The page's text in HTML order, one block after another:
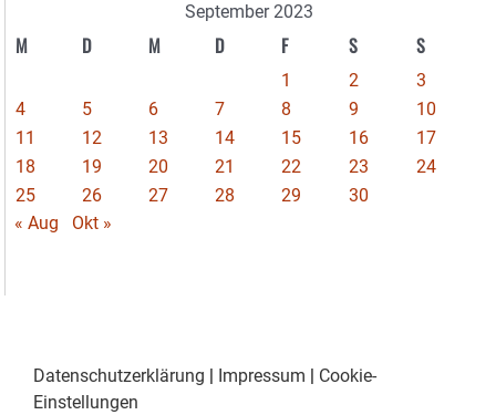
September 2023
M D M D F S S
1 2
3
4
5 6 7 8 9
10
11
12 13 14 15 16
17
18
19 20 21 22 23
24
25
26 27 28 29
30
« Aug
Okt »
Datenschutzerklärung | Impressum | Cookie-
Einstellungen